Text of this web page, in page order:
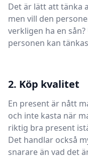
Det är lätt att tänka
men vill den
verkligen ha en
personen kan
2. Köp kvalitet
En present är nått
och inte kasta när
riktig bra present
Det handlar också
snarare än vad det